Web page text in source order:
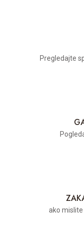
Pregledajte
ako mislite